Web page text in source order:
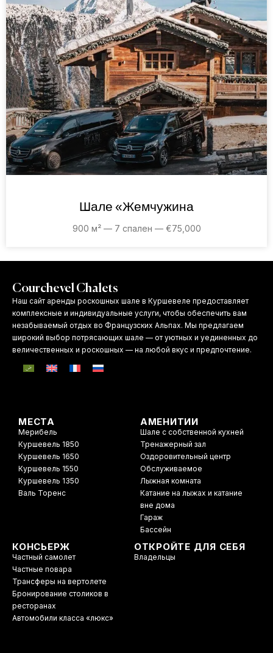
Шале «Жемчужина
900 м² — 7 спален — €75,000
Courchevel Chalets
Наш сайт аренды роскошных шале в Куршевеле предоставляет
комплексные и индивидуальные услуги, чтобы обеспечить вам
незабываемый отдых во Французских Альпах. Мы предлагаем
широкий выбор потрясающих шале — от уютных и уединенных до
величественных и роскошных — на любой вкус и предпочтение.
МЕСТА
Мерибель
Куршевель 1850
Куршевель 1650
Куршевель 1550
Куршевель 1350
Валь Торенс
АМЕНИТИИ
Шале с собственной кухней
Тренажерный зал
Оздоровительный центр
Обслуживаемое
Лыжная комната
Катание на лыжах и катание
вне дома
Гараж
Бассейн
КОНСЬЕРЖ
Частный самолет
Частные повара
Трансферы на вертолете
Бронирование столиков в
ресторанах
Автомобили класса «люкс»
ОТКРОЙТЕ ДЛЯ СЕБЯ
Владельцы